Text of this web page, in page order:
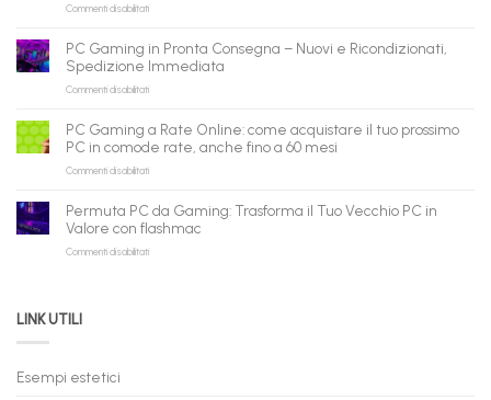
gli
AI:
il
tuo
assistente
può
fare
shopping
qui
Commenti disabilitatisu
ricondizionati
all’ingrosso:
la
nuova
B2B
flashmac
per
rivenditori
PC Gaming in Pronta Consegna – Nuovi e Ricondizionati,
Spedizione Immediata
Commenti disabilitatisu
Gaming
in
Pronta
Consegna
Nuovi
Ricondizionati,
Spedizione
PC Gaming a Rate Online: come acquistare il tuo prossimo
PC in comode rate, anche fino a 60 mesi
Commenti disabilitatisu
Gaming
a
Rate
Online:
Permuta PC da Gaming: Trasforma il Tuo Vecchio PC in
Valore con flashmac
Commenti disabilitatisu
LINK UTILI
Esempi estetici